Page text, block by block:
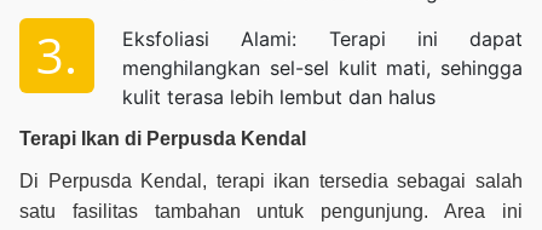
Eksfoliasi Alami: Terapi ini dapat
menghilangkan sel-sel kulit mati, sehingga
kulit terasa lebih lembut dan halus
Terapi Ikan di Perpusda Kendal
Di Perpusda Kendal, terapi ikan tersedia sebagai salah
satu fasilitas tambahan untuk pengunjung. Area ini